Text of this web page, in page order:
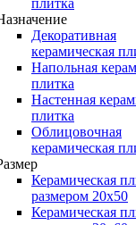
плитка
Декоративная
керамическая
Напольная
плитка
Настенная
плитка
Облицовочная
керамическая
Керамическая
размером 20x50
Керамическая